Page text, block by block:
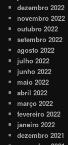
dezembro 2022
novembro 2022
outubro 2022
setembro 2022
agosto 2022
julho 2022
junho 2022
maio 2022
abril 2022
março 2022
fevereiro 2022
janeiro 2022
dezembro 2021